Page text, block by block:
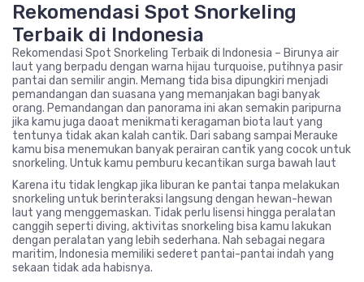
Rekomendasi Spot Snorkeling
Terbaik di Indonesia
Rekomendasi Spot Snorkeling Terbaik di Indonesia – Birunya air
laut yang berpadu dengan warna hijau turquoise, putihnya pasir
pantai dan semilir angin. Memang tida bisa dipungkiri menjadi
pemandangan dan suasana yang memanjakan bagi banyak
orang. Pemandangan dan panorama ini akan semakin paripurna
jika kamu juga daoat menikmati keragaman biota laut yang
tentunya tidak akan kalah cantik. Dari sabang sampai Merauke
kamu bisa menemukan banyak perairan cantik yang cocok untuk
snorkeling. Untuk kamu pemburu kecantikan surga bawah laut
Karena itu tidak lengkap jika liburan ke pantai tanpa melakukan
snorkeling untuk berinteraksi langsung dengan hewan-hewan
laut yang menggemaskan. Tidak perlu lisensi hingga peralatan
canggih seperti diving, aktivitas snorkeling bisa kamu lakukan
dengan peralatan yang lebih sederhana. Nah sebagai negara
maritim, Indonesia memiliki sederet pantai-pantai indah yang
sekaan tidak ada habisnya.